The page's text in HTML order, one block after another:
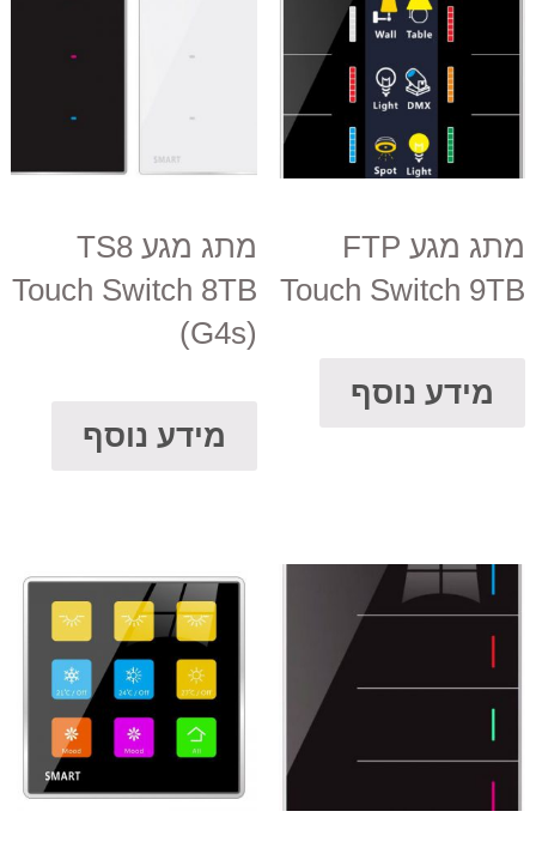
מתג מגע FTP
Touch Switch 9TB
מידע נוסף
מתג מגע TS8
Touch Switch 8TB
(G4s)
מידע נוסף